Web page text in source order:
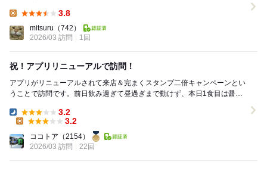
3.8
mitsuru （742）
2026/03 訪問
1回
祝！アプリリニューアルで訪問！
アプリがリニューアルされて来店＆完まくスタンプ二倍キャンペーンとい
うことで訪問です。前日飲み過ぎて昼過ぎまで動けず、本日1食目は醤油
Dinner:
3.2
3.2
ココトア （2154）
2026/03 訪問
22回